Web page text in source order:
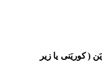
کوریَنی یا زیر